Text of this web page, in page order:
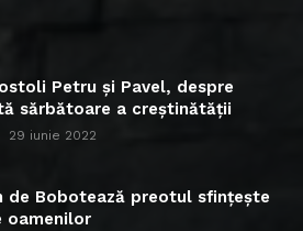
Petru și Pavel, despre
sărbătoare a creștinătății
29 iunie 2022
de Bobotează preotul sfințește
oamenilor